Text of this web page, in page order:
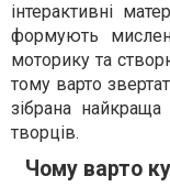
інтерактивні
формують
моторику та
тому варто
зібрана найкраща
творців.
Чому варто